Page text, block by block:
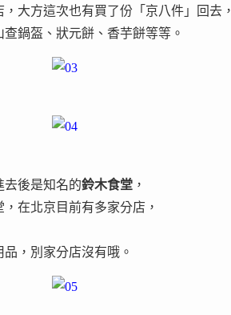
大方這次也有買了份「京八件」回去，
鍋盔、狀元餅、香芋餅等等。
去後是知名的鈴木食堂 ，
在北京目前有多家分店，
，別家分店沒有哦。